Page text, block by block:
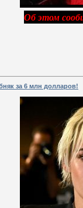
Об этом
за 6 млн долларов!